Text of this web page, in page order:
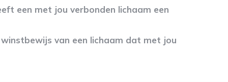
een met jou verbonden lichaam een
winstbewijs van een lichaam dat met jou